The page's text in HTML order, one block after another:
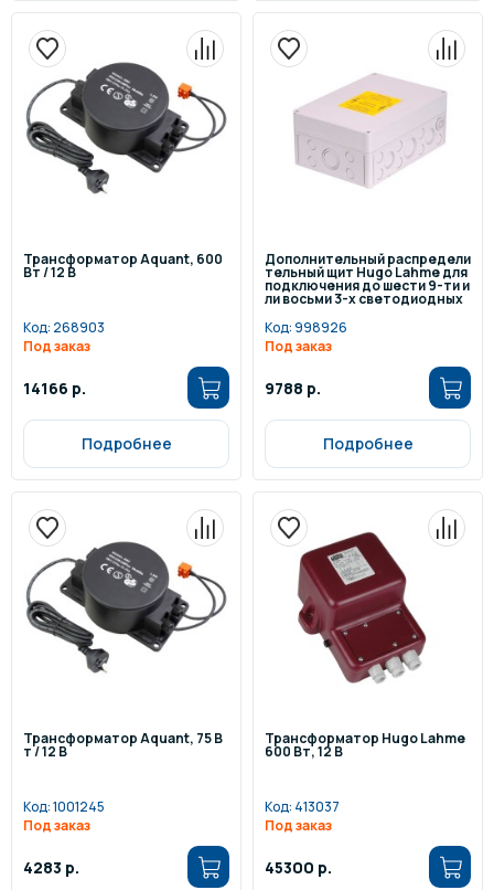
Трансформатор Aquant, 600
Вт / 12 В
Код: 268903
Под заказ
14166 р.
Подробнее
Дополнительный распредели
тельный щит Hugo Lahme для
подключения до шести 9-ти и
ли восьми 3-х светодиодных
одноцветных прожекторов P
ower LED 2.0
Код:998926
Под заказ
9788 р.
Подробнее
Трансформатор Aquant, 75 В
т / 12 В
Код:1001245
Под заказ
4283 р.
Трансформатор Hugo Lahme
600 Вт, 12 В
Код: 413037
Под заказ
45300 р.